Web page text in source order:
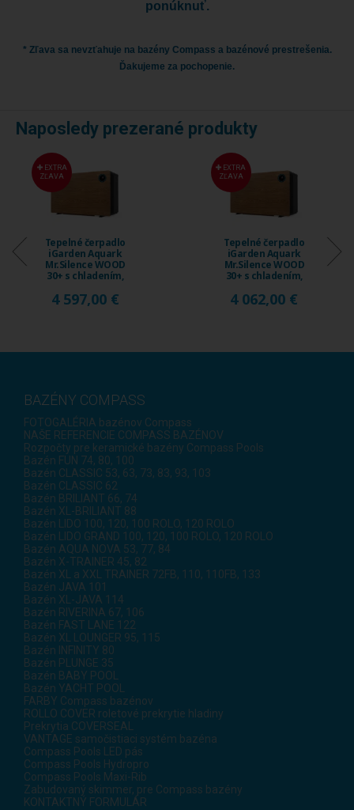
ponúknuť.
* Zľava sa nevzťahuje na bazény Compass a bazénové prestrešenia.
Ďakujeme za pochopenie.
Naposledy prezerané produkty
EXTRA
ZĽAVA
Tepelné čerpadlo
iGarden Aquark
Mr.Silence WOOD
30+ s chladením,
4 597,00 €
EXTRA
ZĽAVA
Tepelné čerpadlo
iGarden Aquark
Mr.Silence WOOD
30+ s chladením,
4 062,00 €
BAZÉNY COMPASS
FOTOGALÉRIA bazénov Compass
NAŠE REFERENCIE COMPASS BAZÉNOV
Rozpočty pre keramické bazény Compass Pools
Bazén FUN 74, 80, 100
Bazén CLASSIC 53, 63, 73, 83, 93, 103
Bazén CLASSIC 62
Bazén BRILIANT 66, 74
Bazén XL-BRILIANT 88
Bazén LIDO 100, 120, 100 ROLO, 120 ROLO
Bazén LIDO GRAND 100, 120, 100 ROLO, 120 ROLO
Bazén AQUA NOVA 53, 77, 84
Bazén X-TRAINER 45, 82
Bazén XL a XXL TRAINER 72FB, 110, 110FB, 133
Bazén JAVA 101
Bazén XL-JAVA 114
Bazén RIVERINA 67, 106
Bazén FAST LANE 122
Bazén XL LOUNGER 95, 115
Bazén INFINITY 80
Bazén PLUNGE 35
Bazén BABY POOL
Bazén YACHT POOL
FARBY Compass bazénov
ROLLO COVER roletové prekrytie hladiny
Prekrytia COVERSEAL
VANTAGE samočistiaci systém bazéna
Compass Pools LED pás
Compass Pools Hydropro
Compass Pools Maxi-Rib
Zabudovaný skimmer, pre Compass bazény
KONTAKTNÝ FORMULÁR